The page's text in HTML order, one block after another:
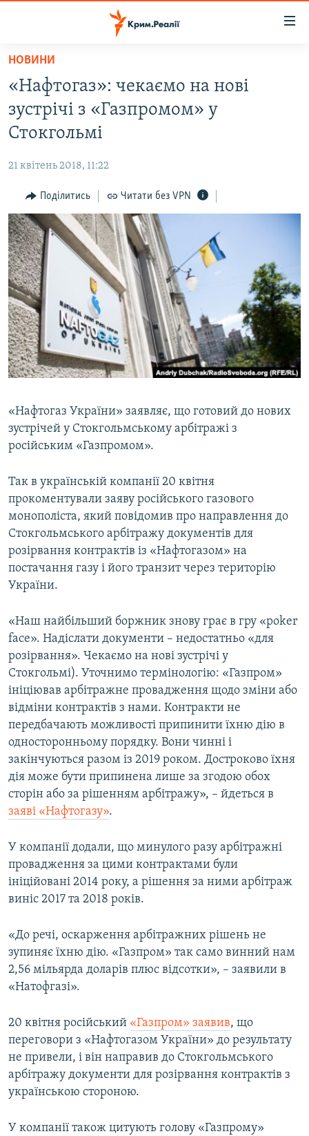
Перейти
основного
матеріалу
Перейти
до
основної
Перейти
до
пошуку
НОВИНИ
ВОДА.КРИМ
ВІДЕО ТА ФОТО
БЛОГИ
ПОГЛЯД
ІНТЕРВ'Ю
ВСЕ ЗА ДЕНЬ
СПЕЦПРОЕКТИ
ДЕПОРТАЦІЯ
ВІДЕОУРОКИ «ELIFBE»
СВІДЧЕННЯ ОКУПАЦІЇ
УКРАЇНСЬКА ПРОБЛЕМА КРИМУ
ЯК ОБІЙТИ БЛОКУВАННЯ
Русский
Qırımtatar
НОВИНИ
«Нафтогаз»: чекаємо на нові
зустрічі з «Газпромом» у
Стокгольмі
21 квітень 2018, 11:22
Поділитись Читати без VPN
«Нафтогаз України» заявляє, що готовий до нових
зустрічей у Стокгольмському арбітражі з
російським «Газпромом».
Так в українській компанії 20 квітня
прокоментували заяву російського газового
монополіста, який повідомив про направлення до
Стокгольмського арбітражу документів для
розірвання контрактів із «Нафтогазом» на
постачання газу і його транзит через територію
України.
«Наш найбільший боржник знову грає в гру «poker
face». Надіслати документи – недостатньо «для
розірвання». Чекаємо на нові зустрічі у
Стокгольмі). Уточнимо термінологію: «Газпром»
ініціював арбітражне провадження щодо зміни або
відміни контрактів з нами. Контракти не
передбачають можливості припинити їхню дію в
односторонньому порядку. Вони чинні і
закінчуються разом із 2019 роком. Достроково їхня
дія може бути припинена лише за згодою обох
сторін або за рішенням арбітражу», – йдеться в
заяві «Нафтогазу».
У компанії додали, що минулого разу арбітражні
провадження за цими контрактами були
ініційовані 2014 року, а рішення за ними арбітраж
виніс 2017 та 2018 років.
«До речі, оскарження арбітражних рішень не
зупиняє їхню дію. «Газпром» так само винний нам
2,56 мільярда доларів плюс відсотки», – заявили в
«Натофгазі».
20 квітня російський «Газпром» заявив, що
переговори з «Нафтогазом України» до результату
не привели, і він направив до Стокгольмського
арбітражу документи для розірвання контрактів з
українською стороною.
У компанії також цитують голову «Газпрому»